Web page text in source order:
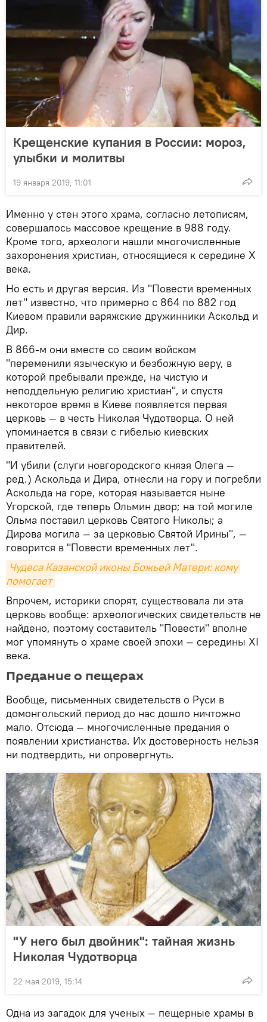
Крещенские купания в России: мороз,
улыбки и молитвы
19 января 2019, 11:01
Именно у стен этого храма, согласно летописям,
совершалось массовое крещение в 988 году.
Кроме того, археологи нашли многочисленные
захоронения христиан, относящиеся к середине X
века.
Но есть и другая версия. Из "Повести временных
лет" известно, что примерно с 864 по 882 год
Киевом правили варяжские дружинники Аскольд и
Дир.
В 866-м они вместе со своим войском
"переменили языческую и безбожную веру, в
которой пребывали прежде, на чистую и
неподдельную религию христиан", и спустя
некоторое время в Киеве появляется первая
церковь — в честь Николая Чудотворца. О ней
упоминается в связи с гибелью киевских
правителей.
"И убили (слуги новгородского князя Олега —
ред.) Аскольда и Дира, отнесли на гору и погребли
Аскольда на горе, которая называется ныне
Угорской, где теперь Ольмин двор; на той могиле
Ольма поставил церковь Святого Николы; а
Дирова могила — за церковью Святой Ирины", —
говорится в "Повести временных лет".
Чудеса Казанской иконы Божьей Матери: кому
помогает
Впрочем, историки спорят, существовала ли эта
церковь вообще: археологических свидетельств не
найдено, поэтому составитель "Повести" вполне
мог упомянуть о храме своей эпохи — середины XI
века.
Предание о пещерах
Вообще, письменных свидетельств о Руси в
домонгольский период до нас дошло ничтожно
мало. Отсюда — многочисленные предания о
появлении христианства. Их достоверность нельзя
ни подтвердить, ни опровергнуть.
"У него был двойник": тайная жизнь
Николая Чудотворца
22 мая 2019, 15:14
Одна из загадок для ученых — пещерные храмы в